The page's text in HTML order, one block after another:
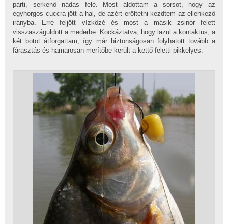
parti, serkenő nádas felé. Most áldottam a sorsot, hogy az
egyhorgos cuccra jött a hal, de azért erőltetni kezdtem az ellenkező
irányba. Erre feljött vízközé és most a másik zsinór felett
visszaszáguldott a mederbe. Kockáztatva, hogy lazul a kontaktus, a
két botot átforgattam, így már biztonságosan folyhatott tovább a
fárasztás és hamarosan merítőbe került a kettő feletti pikkelyes.